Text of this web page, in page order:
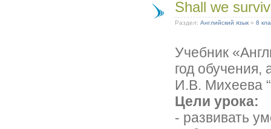
Shall we
Раздел: Английский язык » 8
Учебник
год
И.В. Михеева
Цели урока:
- развивать